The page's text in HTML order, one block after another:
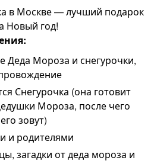
в Москве — лучший подарок
Новый год!
Деда Мороза и снегурочки,
Снегурочка (она готовит
Мороза, после чего
зовут)
и родителями
загадки от деда мороза и